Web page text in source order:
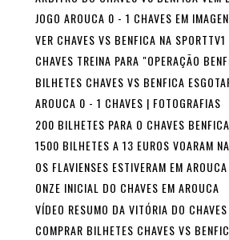
JOGO AROUCA 0 - 1 CHAVES EM
VER CHAVES VS BENFICA NA SPORTTV1
CHAVES TREINA PARA "OPERAÇÃO
BILHETES CHAVES VS BENFICA
AROUCA 0 - 1 CHAVES | FOTOGRAFIAS
200 BILHETES PARA O CHAVES
1500 BILHETES A 13 EUROS VOARAM NA
OS FLAVIENSES ESTIVERAM EM
ONZE INICIAL DO CHAVES EM AROUCA
VÍDEO RESUMO DA VITÓRIA DO
COMPRAR BILHETES CHAVES VS